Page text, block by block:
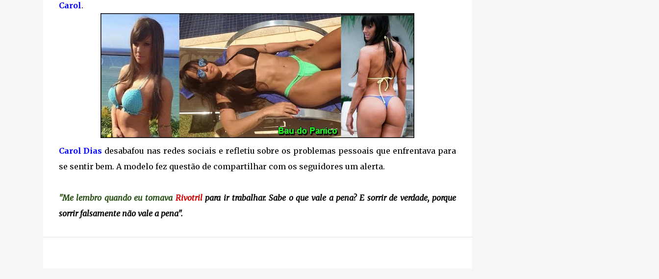
Carol.
Carol Dias desabafou nas redes sociais e refletiu sobre os problemas pessoais que enfrentava para
se sentir bem. A modelo fez questão de compartilhar com os seguidores um alerta.
"Me lembro quando eu tomava Rivotrilpara ir trabalhar. Sabe o que vale a pena? E sorrir de verdade, porque
sorrir falsamente não vale a pena".